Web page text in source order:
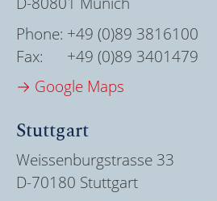
Phone: +49 (0)89 3816100
Fax:
+49 (0)89 3401479
→ Google Maps
Stuttgart
Weissenburgstrasse 33
D-70180 Stuttgart